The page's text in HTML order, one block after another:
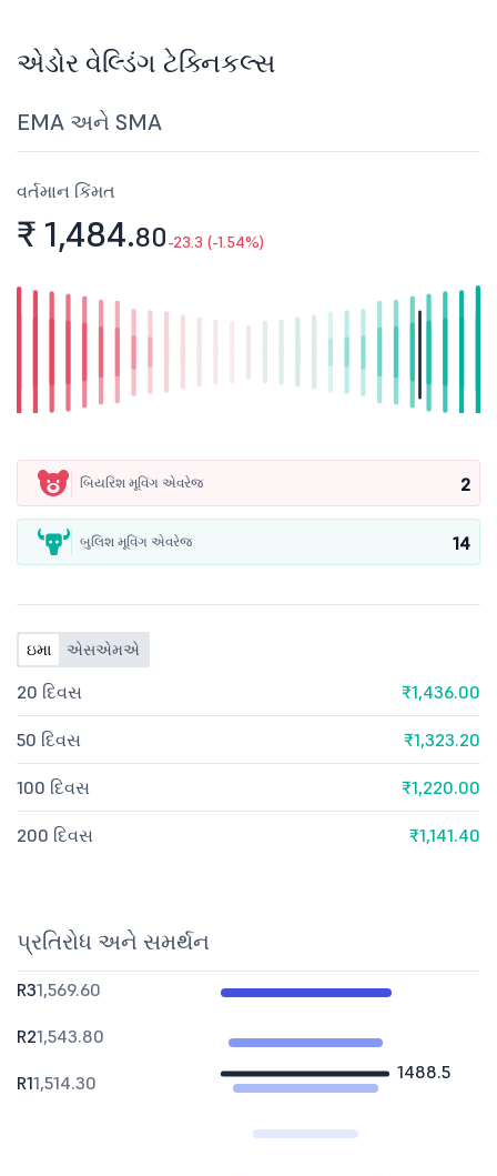
એડોર વેલ્ડિંગ ટેક્નિકલ્સ
EMA અને SMA
વર્તમાન કિંમત
₹ 1,484.80-23.3 (-1.54%)
બિયરિશ મૂવિંગ એવરેજ 2
બુલિશ મૂવિંગ એવરેજ 14
ઇમા એસએમએ
20 દિવસ ₹1,436.00
50 દિવસ ₹1,323.20
100 દિવસ ₹1,220.00
200 દિવસ ₹1,141.40
પ્રતિરોધ અને સમર્થન
1488.5
R31,569.60
R21,543.80
R11,514.30